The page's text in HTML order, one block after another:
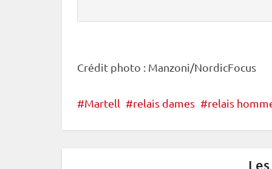
Crédit photo : Manzoni/NordicFocus
Martell relais dames relais